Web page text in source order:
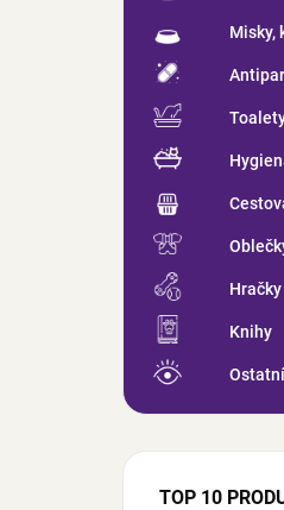
Misky,
Hračky
Knihy
Ostatní
TOP 10